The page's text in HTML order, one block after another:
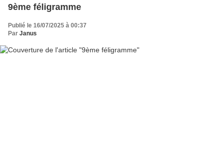
9ème féligramme
Publié le 16/07/2025 à 00:37
Par Janus